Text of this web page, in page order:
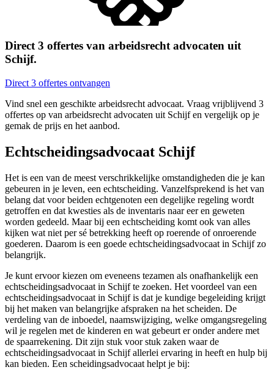
Direct 3 offertes van arbeidsrecht advocaten uit
Schijf.
Direct 3 offertes ontvangen
Vind snel een geschikte arbeidsrecht advocaat. Vraag vrijblijvend 3
offertes op van arbeidsrecht advocaten uit Schijf en vergelijk op je
gemak de prijs en het aanbod.
Echtscheidingsadvocaat Schijf
Het is een van de meest verschrikkelijke omstandigheden die je kan
gebeuren in je leven, een echtscheiding. Vanzelfsprekend is het van
belang dat voor beiden echtgenoten een degelijke regeling wordt
getroffen en dat kwesties als de inventaris naar eer en geweten
worden gedeeld. Maar bij een echtscheiding komt ook van alles
kijken wat niet per sé betrekking heeft op roerende of onroerende
goederen. Daarom is een goede echtscheidingsadvocaat in Schijf zo
belangrijk.
Je kunt ervoor kiezen om eveneens tezamen als onafhankelijk een
echtscheidingsadvocaat in Schijf te zoeken. Het voordeel van een
echtscheidingsadvocaat in Schijf is dat je kundige begeleiding krijgt
bij het maken van belangrijke afspraken na het scheiden. De
verdeling van de inboedel, naamswijziging, welke omgangsregeling
wil je regelen met de kinderen en wat gebeurt er onder andere met
de spaarrekening. Dit zijn stuk voor stuk zaken waar de
echtscheidingsadvocaat in Schijf allerlei ervaring in heeft en hulp bij
kan bieden. Een scheidingsadvocaat helpt je bij: